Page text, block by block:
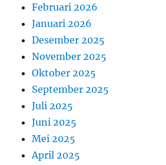
Februari 2026
Januari 2026
Desember 2025
November 2025
Oktober 2025
September 2025
Juli 2025
Juni 2025
Mei 2025
April 2025